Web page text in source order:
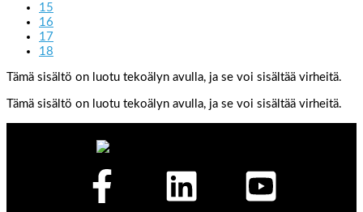
15
16
17
18
Tämä sisältö on luotu tekoälyn avulla, ja se voi sisältää virheitä.
Tämä sisältö on luotu tekoälyn avulla, ja se voi sisältää virheitä.